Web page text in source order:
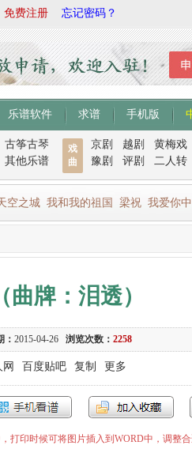
免费注册 忘记密码？
乐谱软件 求谱 手机版
古筝古琴
其他乐谱
戏
曲
京剧 越剧 黄梅戏
豫剧
评剧 二人转
空之城 我和我的祖国 梁祝 我爱你中
牌：泪透）
： 2015-04-26 浏览次数： 2258
网 百度贴吧 复制 更多
打印时候可将图片插入到WORD中，调整合